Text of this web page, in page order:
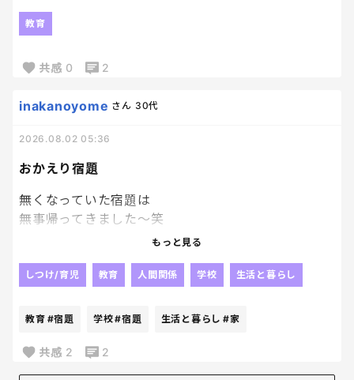
模試の解き直ししてるのはえらいよ！
って嬉しいよ！？
でもね、時間見て？
教育
共感 0 2
おかえり宿題
inakanoyome さん 30代
2026.08.02 05:36
無くなっていた宿題は
無事帰ってきました～笑
やっぱり人の「見た」とか
じゃないかなぁ～って思っていた通り、
2日後に
毎日荷物開けないパターンね！？笑
戻ってきたことが何よりだから
もっと見る
しつけ/育児 教育 人間関係 学校 生活と暮らし
教育 #宿題 学校#宿題 生活と暮らし #家
共感 2 2